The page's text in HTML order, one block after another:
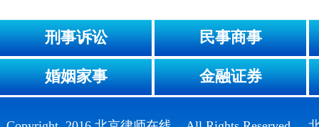
刑事诉讼 民事商事
婚姻家事 金融证券